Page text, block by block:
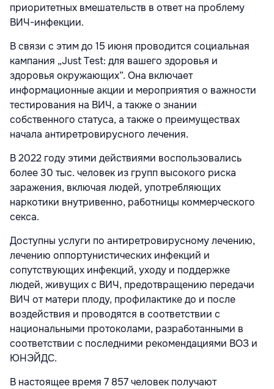
приоритетных вмешательств в ответ на проблему
ВИЧ-инфекции.
В связи с этим до 15 июня проводится социальная
кампания „Just Test: для вашего здоровья и
здоровья окружающих”. Она включает
информационные акции и мероприятия о важности
тестирования на ВИЧ, а также о знании
собственного статуса, а также о преимуществах
начала антиретровирусного лечения.
В 2022 году этими действиями воспользовались
более 30 тыс. человек из групп высокого риска
заражения, включая людей, употребляющих
наркотики внутривенно, работницы коммерческого
секса.
Доступны услуги по антиретровирусному лечению,
лечению оппортунистических инфекций и
сопутствующих инфекций, уходу и поддержке
людей, живущих с ВИЧ, предотвращению передачи
ВИЧ от матери плоду, профилактике до и после
воздействия и проводятся в соответствии с
национальными протоколами, разработанными в
соответствии с последними рекомендациями ВОЗ и
ЮНЭЙДС.
В настоящее время 7 857 человек получают